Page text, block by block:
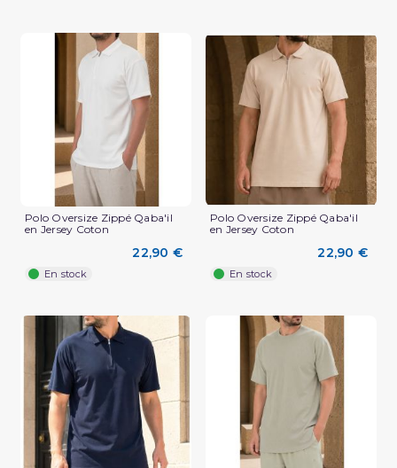
(2 avis)
Polo Oversize Zippé Qaba'il
en Jersey Coton
22,90 €
En stock
Polo Oversize Zippé Qaba'il
en Jersey Coton
22,90 €
En stock